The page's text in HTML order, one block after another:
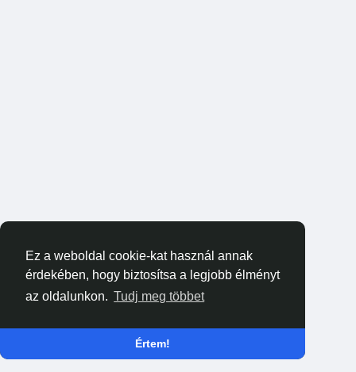
Ez a weboldal cookie-kat használ annak
érdekében, hogy biztosítsa a legjobb élményt
az oldalunkon. Tudj meg többet
Értem!